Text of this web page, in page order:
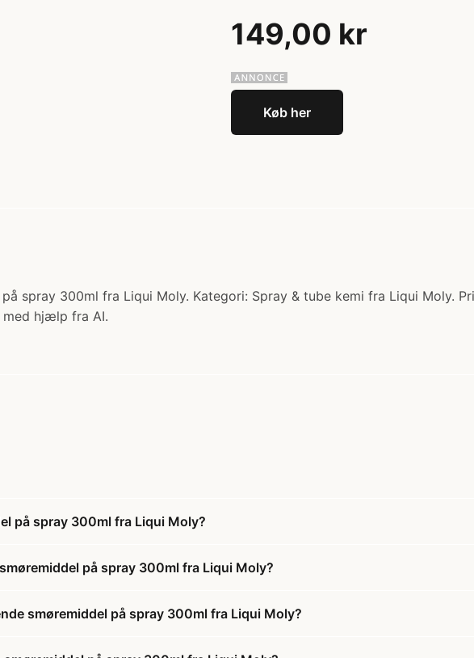
149,00 kr
Køb her
spray 300ml fra Liqui Moly. Kategori: Spray & tube kemi fra Liqui Moly.
hjælp fra AI.
på spray 300ml fra Liqui Moly?
på spray 300ml fra Liqui Moly?
smøremiddel på spray 300ml fra Liqui Moly?